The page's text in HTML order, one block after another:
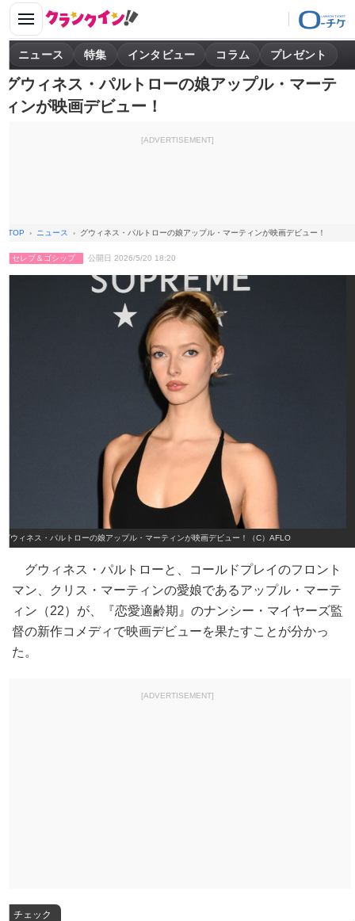
ニュース 特集 インタビュー コラム プレゼント
グウィネス・パルトローの娘アップル・マーテ
ィンが映画デビュー！
[ADVERTISEMENT]
TOP ニュース グウィネス・パルトローの娘アップル・マーティンが映画デビュー！
セレブ＆ゴシップ 公開日 2026/5/20 18:20
グウィネス・パルトローの娘アップル・マーティンが映画デビュー！（C）AFLO
グウィネス・パルトローと、コールドプレイのフロント
マン、クリス・マーティンの愛娘であるアップル・マーテ
ィン（22）が、『恋愛適齢期』のナンシー・マイヤーズ監
督の新作コメディで映画デビューを果たすことが分かっ
た。
[ADVERTISEMENT]
チェック